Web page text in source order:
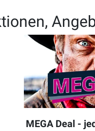
MEGA Deal -